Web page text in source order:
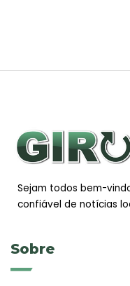
Sejam todos bem-
confiável de notícias
Sobre